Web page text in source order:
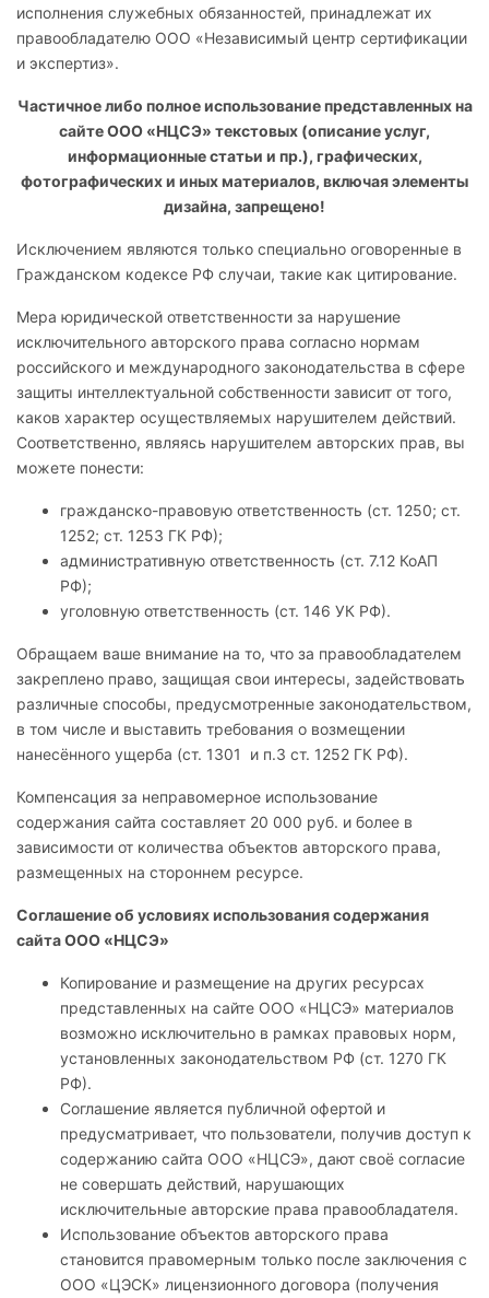
исполнения служебных обязанностей, принадлежат их
правообладателю ООО «Независимый центр сертификации
и экспертиз».
Частичное либо полное использование представленных на
сайте ООО «НЦСЭ» текстовых (описание услуг,
информационные статьи и пр.), графических,
фотографических и иных материалов, включая элементы
дизайна, запрещено!
Исключением являются только специально оговоренные в
Гражданском кодексе РФ случаи, такие как цитирование.
Мера юридической ответственности за нарушение
исключительного авторского права согласно нормам
российского и международного законодательства в сфере
защиты интеллектуальной собственности зависит от того,
каков характер осуществляемых нарушителем действий.
Соответственно, являясь нарушителем авторских прав, вы
можете понести:
гражданско-правовую ответственность (ст. 1250; ст.
1252; ст. 1253 ГК РФ);
административную ответственность (ст. 7.12 КоАП
РФ);
уголовную ответственность (ст. 146 УК РФ).
Обращаем ваше внимание на то, что за правообладателем
закреплено право, защищая свои интересы, задействовать
различные способы, предусмотренные законодательством,
в том числе и выставить требования о возмещении
нанесённого ущерба (ст. 1301 и п.3 ст. 1252 ГК РФ).
Компенсация за неправомерное использование
содержания сайта составляет 20 000 руб. и более в
зависимости от количества объектов авторского права,
размещенных на стороннем ресурсе.
Соглашение об условиях использования содержания
сайта ООО «НЦСЭ»
Копирование и размещение на других ресурсах
представленных на сайте ООО «НЦСЭ» материалов
возможно исключительно в рамках правовых норм,
установленных законодательством РФ (ст. 1270 ГК
РФ).
Соглашение является публичной офертой и
предусматривает, что пользователи, получив доступ к
содержанию сайта ООО «НЦСЭ», дают своё согласие
не совершать действий, нарушающих
исключительные авторские права правообладателя.
Использование объектов авторского права
становится правомерным только после заключения с
ООО «ЦЭСК» лицензионного договора (получения